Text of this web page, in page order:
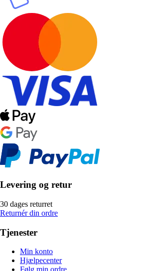
Levering og retur
30 dages returret
Returnér din ordre
Tjenester
Min konto
Hjælpecenter